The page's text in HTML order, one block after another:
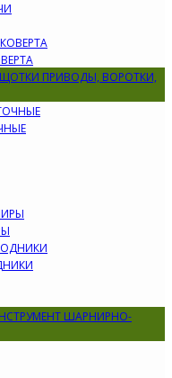
ПРИВОДЫ, ВОРОТКИ,
ШАРНИРНО-